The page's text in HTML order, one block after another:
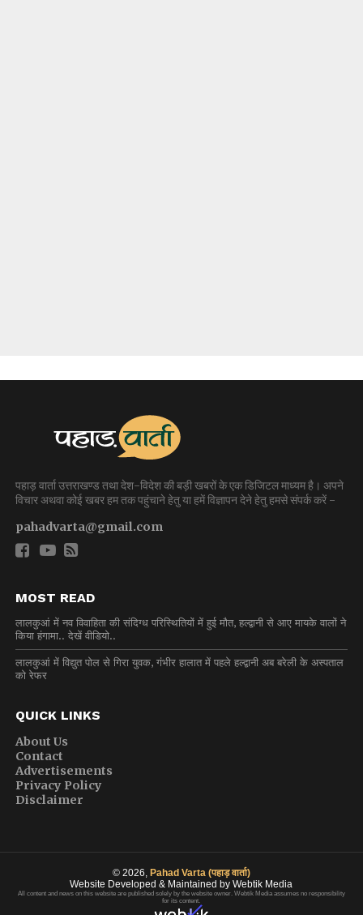
पहाड़ वार्ता उत्तराखण्ड तथा देश-विदेश की बड़ी खबरों के एक डिजिटल माध्यम है। अपने
विचार अथवा कोई खबर हम तक पहुंचाने हेतु या हमें विज्ञापन देने हेतु हमसे संपर्क करें -
pahadvarta@gmail.com
MOST READ
लालकुआं में नव विवाहिता की संदिग्ध परिस्थितियों में हुई मौत, हल्द्वानी से आए मायके वालों ने
किया हंगामा.. देखें वीडियो..
लालकुआं में विद्युत पोल से गिरा युवक, गंभीर हालात में पहले हल्द्वानी अब बरेली के अस्पताल
को रेफर
QUICK LINKS
About Us
Contact
Advertisements
Privacy Policy
Disclaimer
© 2026, Pahad Varta (पहाड़ वार्ता)
Website Developed & Maintained by Webtik Media
All content and news on this website are published solely by the website owner. Webtik Media assumes no responsibility
for its content.